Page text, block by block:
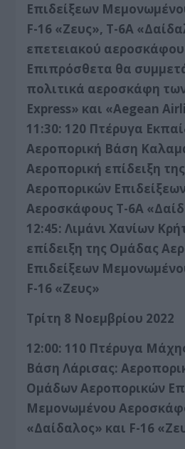
Επιδείξεων
F-16 «Ζευς», T-6A
επετειακού
Επιπρόσθετα θα
πολιτικά αεροσκάφη
Express» και «Aegean
11:30: 120 Πτέρυγα
Αεροπορική Βάση
Αεροπορική επίδειξη
Αεροπορικών
Αεροσκάφους T-6A
12:45: Λιμάνι Χανίων
επίδειξη της Ομάδας
Επιδείξεων
F-16 «Ζευς»
Τρίτη 8 Νοεμβρίου 2022
12:00: 110 Πτέρυγα
Βάση Λάρισας:
Ομάδων Αεροπορικών
Μεμονωμένου
«Δαίδαλος» και F-16